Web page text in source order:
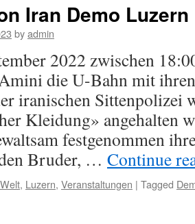
Iran Demo Luzern
byadmin
2022 zwischen
die U-Bahn mit
iranischen Sittenpolizei
Kleidung» angehalten
festgenommen
Bruder, … Continue
, Luzern, Veranstaltungen | Tagged